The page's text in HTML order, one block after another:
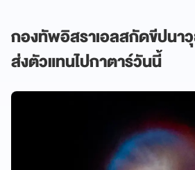
กองทัพอิสราเอลสกัดขีปนาวุ
ส่งตัวแทนไปกาตาร์วันนี้